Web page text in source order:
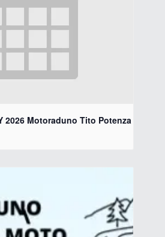
2026 Motoraduno Tito Potenza